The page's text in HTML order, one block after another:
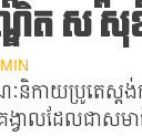
ឌិត ស សុ
ាយប្រូតេស្តង់ក
វាលដែលជាសម